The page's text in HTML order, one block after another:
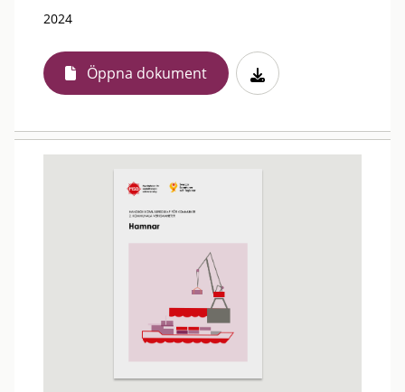
2024
Öppna dokument